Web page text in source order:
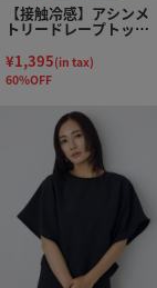
【接触冷感】アシンメ
トリードレープトップ
¥1,395(in tax)
60%OFF